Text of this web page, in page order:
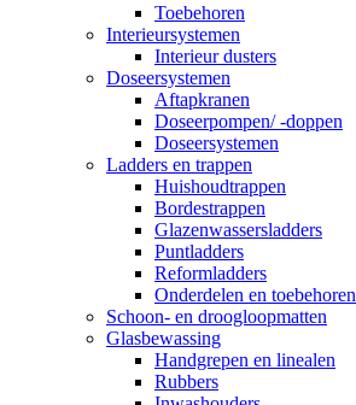
Toebehoren
Interieursystemen
Interieur dusters
Doseersystemen
Aftapkranen
Doseerpompen/ -doppen
Doseersystemen
Ladders en trappen
Huishoudtrappen
Bordestrappen
Glazenwassersladders
Puntladders
Reformladders
Onderdelen en toebehoren
Schoon- en droogloopmatten
Glasbewassing
Handgrepen en linealen
Rubbers